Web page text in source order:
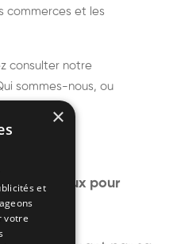
commerces et les
consulter notre
sommes-nous, ou
il dangereux pour
×
et
votre